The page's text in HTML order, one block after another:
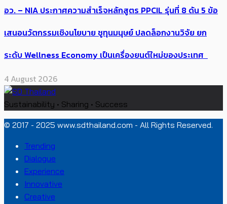
อว. – NIA ประกาศความสำเร็จหลักสูตร PPCIL รุ่นที่ 8 ดัน 5 ข้อ
เสนอนวัตกรรมเชิงนโยบาย ชูทุนมนุษย์ ปลดล็อกงานวิจัย ยก
ระดับ Wellness Economy เป็นเครื่องยนต์ใหม่ของประเทศ
4 August 2026
Sustainability • Sharing • Success
© 2017 - 2025 www.sdthailand.com - All Rights Reserved.
Trending
Dialogue
Experience
Innovative
Creative